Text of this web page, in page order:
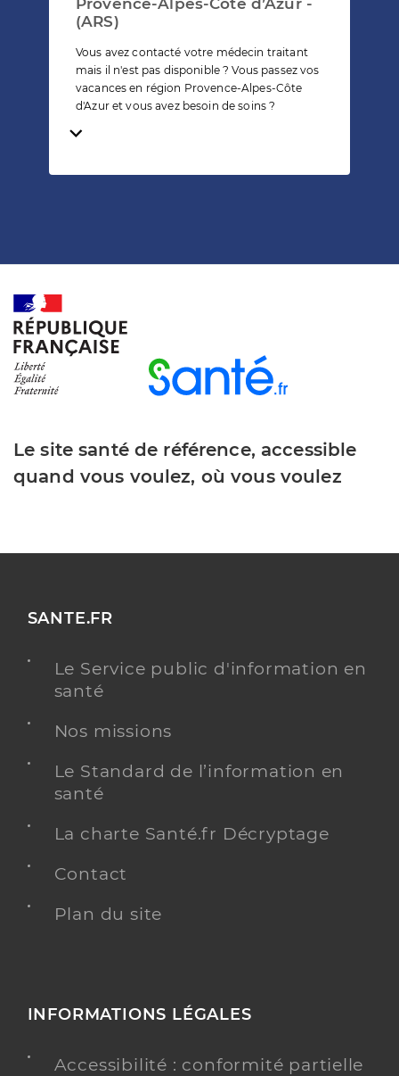
(ARS)
Vous avez contacté votre médecin traitant
mais il n'est pas disponible ? Vous passez vos
vacances en région Provence-Alpes-Côte
d'Azur et vous avez besoin de soins ?
Temps de lecture
Le site santé de référence, accessible
quand vous voulez, où vous voulez
SANTE.FR
Le Service public d'information en
santé
Nos missions
Le Standard de l’information en
santé
La charte Santé.fr Décryptage
Contact
Plan du site
INFORMATIONS LÉGALES
Accessibilité : conformité partielle